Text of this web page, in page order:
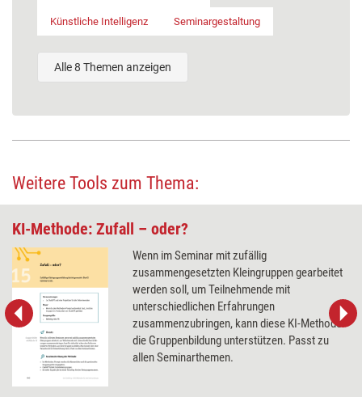
Künstliche Intelligenz Seminargestaltung
Alle 8 Themen anzeigen
Weitere Tools zum Thema:
KI-Methode: Zufall – oder?
Wenn im Seminar mit zufällig
zusammengesetzten Kleingruppen gearbeitet
werden soll, um Teilnehmende mit
unterschiedlichen Erfahrungen
zusammenzubringen, kann diese KI-Methode
die Gruppenbildung unterstützen. Passt zu
allen Seminarthemen.